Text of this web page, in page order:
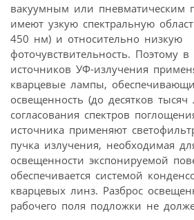
вакуумным или
имеют узкую спектральную
450 нм) и относительно низкую
фоточувствительность. Поэтому в
источников УФ-излучения
кварцевые лампы,
освещенность (до десятков тысяч
согласования спектров
источника применяют
пучка излучения, необходимая
освещенности экспонируемой
обеспечивается системой
кварцевых линз. Разброс
рабочего поля подложки не